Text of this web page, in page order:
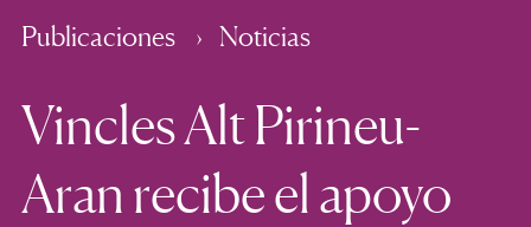
Publicaciones Noticias
Vincles Alt Pirineu-
Aran recibe el apoyo